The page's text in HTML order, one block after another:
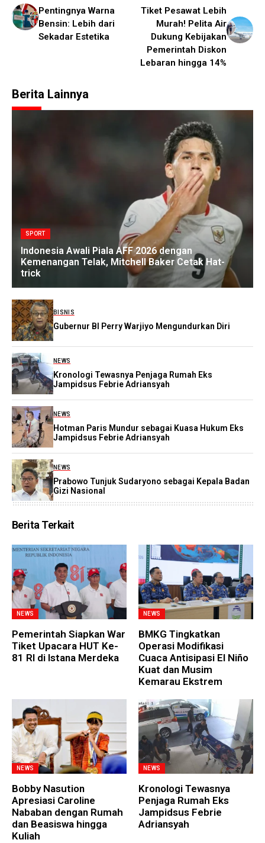
Pentingnya Warna
Bensin: Lebih dari
Sekadar Estetika
Tiket Pesawat Lebih
Murah! Pelita Air
Dukung Kebijakan
Pemerintah Diskon
Lebaran hingga 14%
Berita Lainnya
SPORT
Indonesia Awali Piala AFF 2026 dengan
Kemenangan Telak, Mitchell Baker Cetak Hat-
trick
BISNIS
Gubernur BI Perry Warjiyo Mengundurkan Diri
NEWS
Kronologi Tewasnya Penjaga Rumah Eks
Jampidsus Febrie Adriansyah
NEWS
Hotman Paris Mundur sebagai Kuasa Hukum Eks
Jampidsus Febrie Adriansyah
NEWS
Prabowo Tunjuk Sudaryono sebagai Kepala Badan
Gizi Nasional
Berita Terkait
NEWS
Pemerintah Siapkan War
Tiket Upacara HUT Ke-
81 RI di Istana Merdeka
NEWS
BMKG Tingkatkan
Operasi Modifikasi
Cuaca Antisipasi El Niño
Kuat dan Musim
Kemarau Ekstrem
NEWS
Bobby Nasution
Apresiasi Caroline
Nababan dengan Rumah
dan Beasiswa hingga
Kuliah
NEWS
Kronologi Tewasnya
Penjaga Rumah Eks
Jampidsus Febrie
Adriansyah